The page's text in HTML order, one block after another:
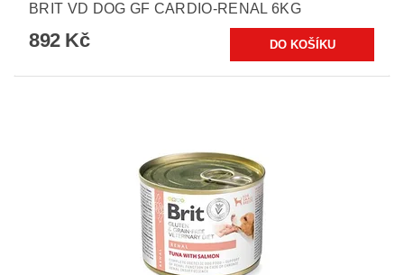
BRIT VD DOG GF CARDIO-RENAL 6KG
892 Kč